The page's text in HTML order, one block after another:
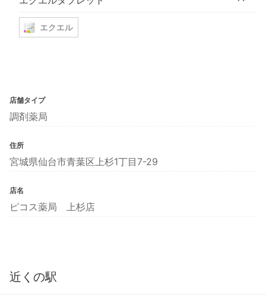
エクエル
店舗タイプ
調剤薬局
住所
宮城県仙台市青葉区上杉1丁目7-29
店名
ピコス薬局 上杉店
近くの駅